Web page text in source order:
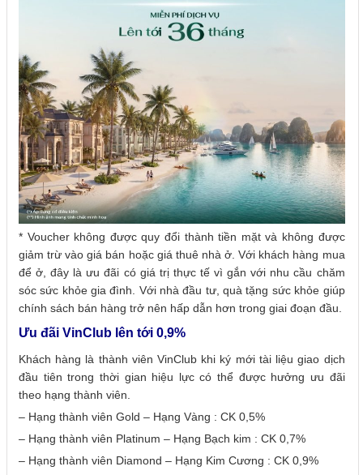
* Voucher không được quy đổi thành tiền mặt và không được
giảm trừ vào giá bán hoặc giá thuê nhà ở. Với khách hàng mua
để ở, đây là ưu đãi có giá trị thực tế vì gắn với nhu cầu chăm
sóc sức khỏe gia đình. Với nhà đầu tư, quà tặng sức khỏe giúp
chính sách bán hàng trở nên hấp dẫn hơn trong giai đoạn đầu.
Ưu đãi VinClub lên tới 0,9%
Khách hàng là thành viên VinClub khi ký mới tài liệu giao dịch
đầu tiên trong thời gian hiệu lực có thể được hưởng ưu đãi
theo hạng thành viên.
– Hạng thành viên Gold – Hạng Vàng : CK 0,5%
– Hạng thành viên Platinum – Hạng Bạch kim : CK 0,7%
– Hạng thành viên Diamond – Hạng Kim Cương : CK 0,9%